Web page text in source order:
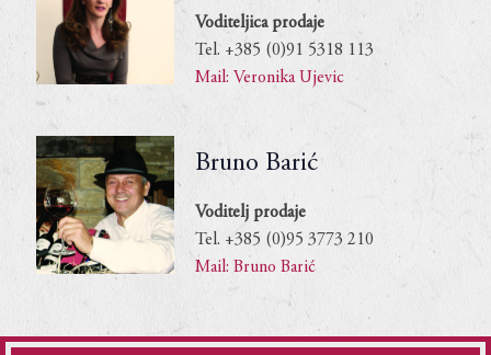
Voditeljica prodaje
Tel. +385 (0)91 5318 113
Mail: Veronika Ujevic
Bruno Barić
Voditelj prodaje
Tel. +385 (0)95 3773 210
Mail: Bruno Barić